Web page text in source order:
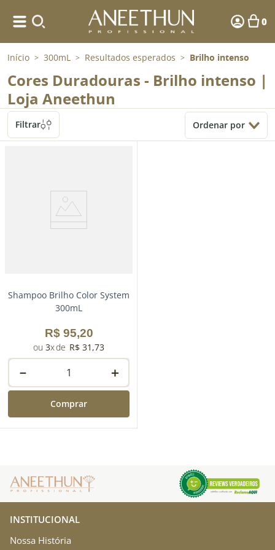
0
Início > 300mL > Resultados esperados > Brilho intenso
Cores Duradouras - Brilho intenso |
Loja Aneethun
Filtrar Ordenar por
Shampoo Brilho Color System
300mL
R$ 95,20
3 R$ 31 ,73
＋
－
Comprar
INSTITUCIONAL
Nossa História